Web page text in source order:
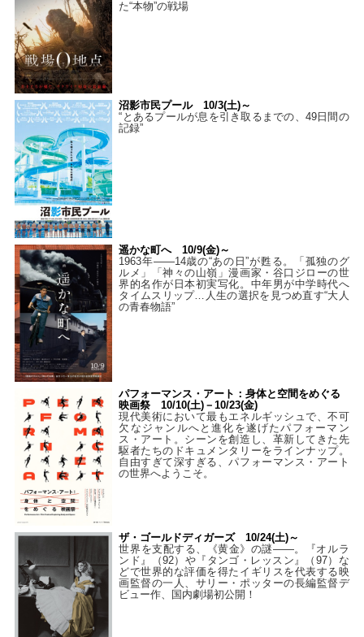
た“本物”の戦場
沼影市民プール 10/3(土)～
“とあるプールが息を引き取るまでの、49日間の
記録”
遥かな町へ 10/9(金)～
1963年――14歳の“あの日”が甦る。「孤独のグ
ルメ」「神々の山嶺」漫画家・谷口ジローの世
界的名作が日本初実写化。中年男が中学時代へ
タイムスリップ…人生の選択を見つめ直す“大人
の青春物語”
パフォーマンス・アート：身体と空間をめぐる
映画祭 10/10(土)－10/23(金)
現代美術において最もエネルギッシュで、不可
欠なジャンルへと進化を遂げたパフォーマン
ス・アート。シーンを創造し、革新してきた先
駆者たちのドキュメンタリーをラインナップ。
自由すぎて深すぎる、パフォーマンス・アート
の世界へようこそ。
ザ・ゴールドディガーズ 10/24(土)～
世界を支配する、《黄金》の謎――。『オルラ
ンド』（92）や『タンゴ・レッスン』（97）な
どで世界的な評価を得たイギリスを代表する映
画監督の一人、サリー・ポッターの長編監督デ
ビュー作、国内劇場初公開！